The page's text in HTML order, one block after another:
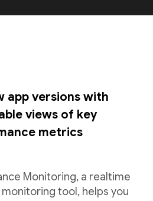
app versions with
views of key
metrics
Monitoring, a realtime
tool, helps you